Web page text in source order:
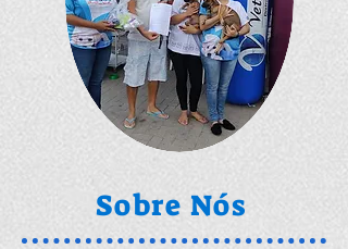
Sobre Nós